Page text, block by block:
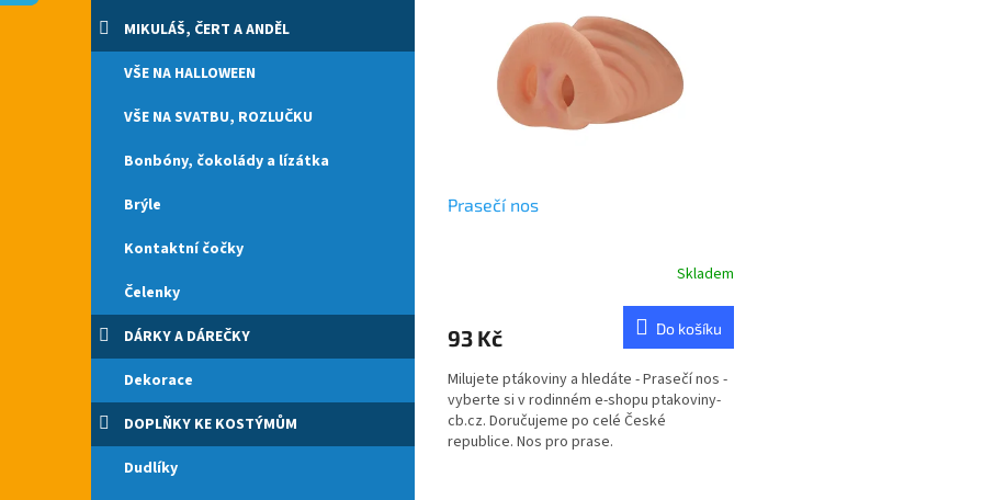
e
l
MIKULÁŠ, ČERT A ANDĚL
VŠE NA HALLOWEEN
VŠE NA SVATBU, ROZLUČKU
Bonbóny, čokolády a lízátka
Brýle
Kontaktní čočky
Čelenky
DÁRKY A DÁREČKY
Dekorace
DOPLŇKY KE KOSTÝMŮM
Dudlíky
Prasečí nos
Skladem
93 Kč Do košíku
Milujete ptákoviny a hledáte - Prasečí nos -
vyberte si v rodinném e-shopu ptakoviny-
cb.cz. Doručujeme po celé České
republice. Nos pro prase.